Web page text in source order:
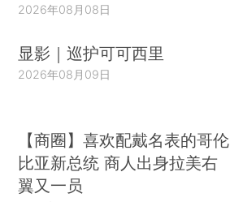
2026年08月08日
显影｜巡护可可西里
2026年08月09日
【商圈】喜欢配戴名表的哥伦
比亚新总统 商人出身拉美右
翼又一员